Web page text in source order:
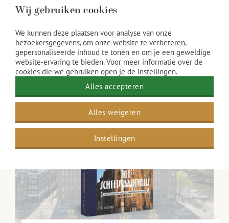
eeuw geschiedenis. Een unieke kans om één van
te bewonderen
Historische rondleiding
Wij gebruiken cookies
We kunnen deze plaatsen voor analyse van onze
bezoekersgegevens, om onze website te verbeteren,
gepersonaliseerde inhoud te tonen en om je een geweldige
website-ervaring te bieden. Voor meer informatie over de
cookies die we gebruiken open je de instellingen.
Alles accepteren
Alles weigeren
Instellingen